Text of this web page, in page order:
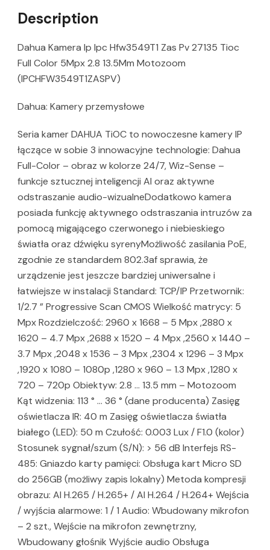
Description
Dahua Kamera Ip Ipc Hfw3549T1 Zas Pv 27135 Tioc
Full Color 5Mpx 2.8 13.5Mm Motozoom
(IPCHFW3549T1ZASPV)
Dahua: Kamery przemysłowe
Seria kamer DAHUA TiOC to nowoczesne kamery IP
łączące w sobie 3 innowacyjne technologie: Dahua
Full-Color – obraz w kolorze 24/7, Wiz-Sense –
funkcje sztucznej inteligencji AI oraz aktywne
odstraszanie audio-wizualneDodatkowo kamera
posiada funkcję aktywnego odstraszania intruzów za
pomocą migającego czerwonego i niebieskiego
światła oraz dźwięku syrenyMożliwość zasilania PoE,
zgodnie ze standardem 802.3af sprawia, że
urządzenie jest jeszcze bardziej uniwersalne i
łatwiejsze w instalacji Standard: TCP/IP Przetwornik:
1/2.7 ” Progressive Scan CMOS Wielkość matrycy: 5
Mpx Rozdzielczość: 2960 x 1668 – 5 Mpx ,2880 x
1620 – 4.7 Mpx ,2688 x 1520 – 4 Mpx ,2560 x 1440 –
3.7 Mpx ,2048 x 1536 – 3 Mpx ,2304 x 1296 – 3 Mpx
,1920 x 1080 – 1080p ,1280 x 960 – 1.3 Mpx ,1280 x
720 – 720p Obiektyw: 2.8 … 13.5 mm – Motozoom
Kąt widzenia: 113 ° … 36 ° (dane producenta) Zasięg
oświetlacza IR: 40 m Zasięg oświetlacza światła
białego (LED): 50 m Czułość: 0.003 Lux / F1.0 (kolor)
Stosunek sygnał/szum (S/N): > 56 dB Interfejs RS-
485: Gniazdo karty pamięci: Obsługa kart Micro SD
do 256GB (możliwy zapis lokalny) Metoda kompresji
obrazu: AI H.265 / H.265+ / AI H.264 / H.264+ Wejścia
/ wyjścia alarmowe: 1 / 1 Audio: Wbudowany mikrofon
– 2 szt., Wejście na mikrofon zewnętrzny,
Wbudowany głośnik Wyjście audio Obsługa